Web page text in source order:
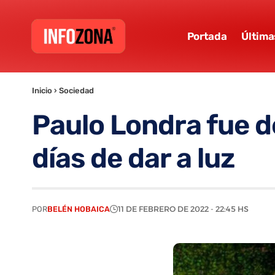
Portada
Inicio › Sociedad
Paulo Londra fue
días de dar a luz
PORBELÉN HOBAICA 11 DE FEBRERO DE 2022 - 22:45 HS